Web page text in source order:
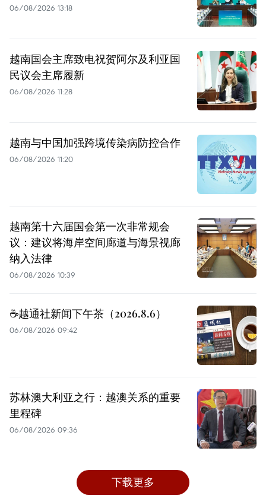
06/08/2026 13:18
越南国会主席致电祝贺阿尔及利亚国
民议会主席履新
06/08/2026 11:28
越南与中国加强跨境传染病防控合作
06/08/2026 11:20
越南第十六届国会第一次非常规会
议：建议将海岸空间廊道与海景视廊
纳入法律
06/08/2026 10:39
☕️越通社新闻下午茶（2026.8.6）
06/08/2026 09:42
苏林澳大利亚之行：越澳关系的重要
里程碑
06/08/2026 09:36
下载更多